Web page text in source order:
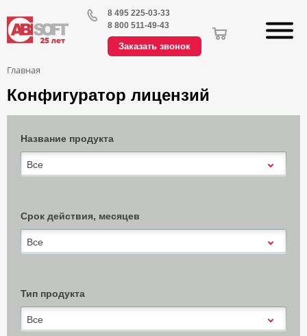
8 495 225-03-33
8 800 511-49-43
Заказать звонок
Главная
Конфигуратор лицензий
Название продукта
Все
Срок действия, месяцев
Все
Тип продукта
Все